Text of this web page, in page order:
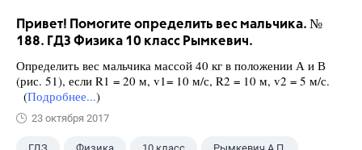
Привет! Помогите определить вес мальчика. №
188. ГДЗ Физика 10 класс Рымкевич.
Определить вес мальчика массой 40 кг в положении А и В
(рис. 51), если R1 = 20 м, v1= 10 м/с, R2 = 10 м, v2 = 5 м/с.
(Подробнее...)
23 октября 2017